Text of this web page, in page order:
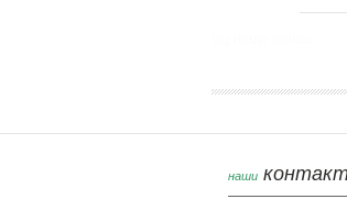
наши